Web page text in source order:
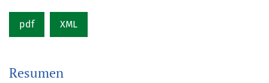
pdf XML
Resumen